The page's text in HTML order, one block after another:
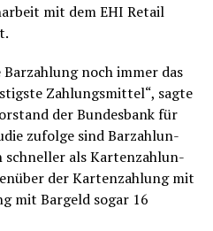
mit dem EHI Retail
Bar­zah­lung noch immer das
Zah­lungs­mit­tel“, sag­te
der Bun­des­bank für
zufol­ge sind Bar­zah­lun­
schnel­ler als Kar­ten­zah­lun­
der Kar­ten­zah­lung mit
mit Bar­geld sogar 16